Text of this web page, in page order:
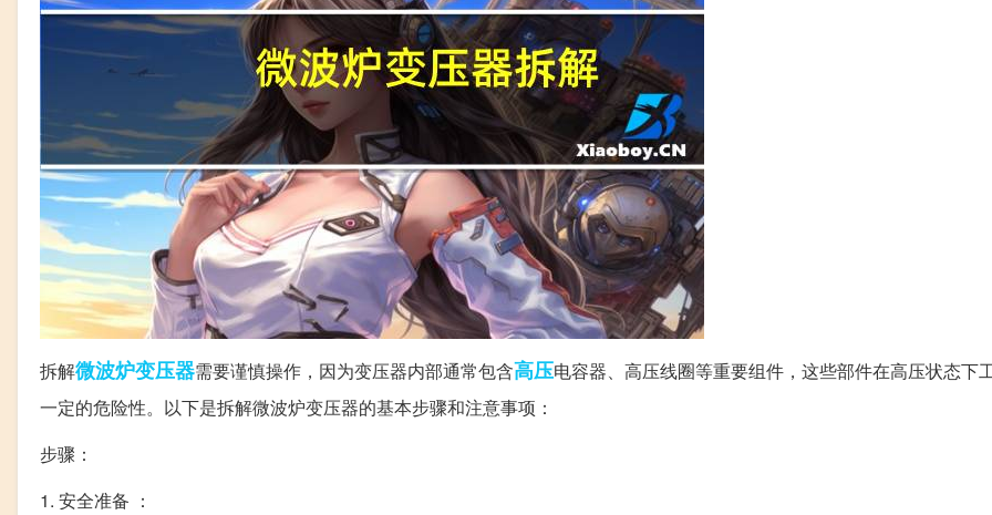
拆解微波炉变压器需要谨慎操作，因为变压器内部通常包含高压电容器、高压线圈等重要组件，这些部件在高压状态下
一定的危险性。以下是拆解微波炉变压器的基本步骤和注意事项：
步骤：
1. 安全准备 ：